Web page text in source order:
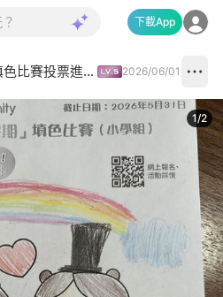
下載App
「我的Chill賞假期」填色比賽投票進行中✅ 2026/06/01
1/2